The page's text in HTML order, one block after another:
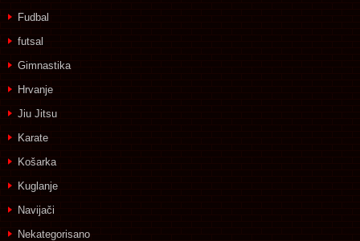
Fudbal
futsal
Gimnastika
Hrvanje
Jiu Jitsu
Karate
Košarka
Kuglanje
Navijači
Nekategorisano